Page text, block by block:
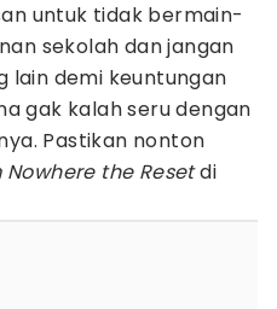
untuk tidak bermain-
sekolah dan jangan
lain demi keuntungan
gak kalah seru dengan
Pastikan nonton
Nowhere the Resetdi